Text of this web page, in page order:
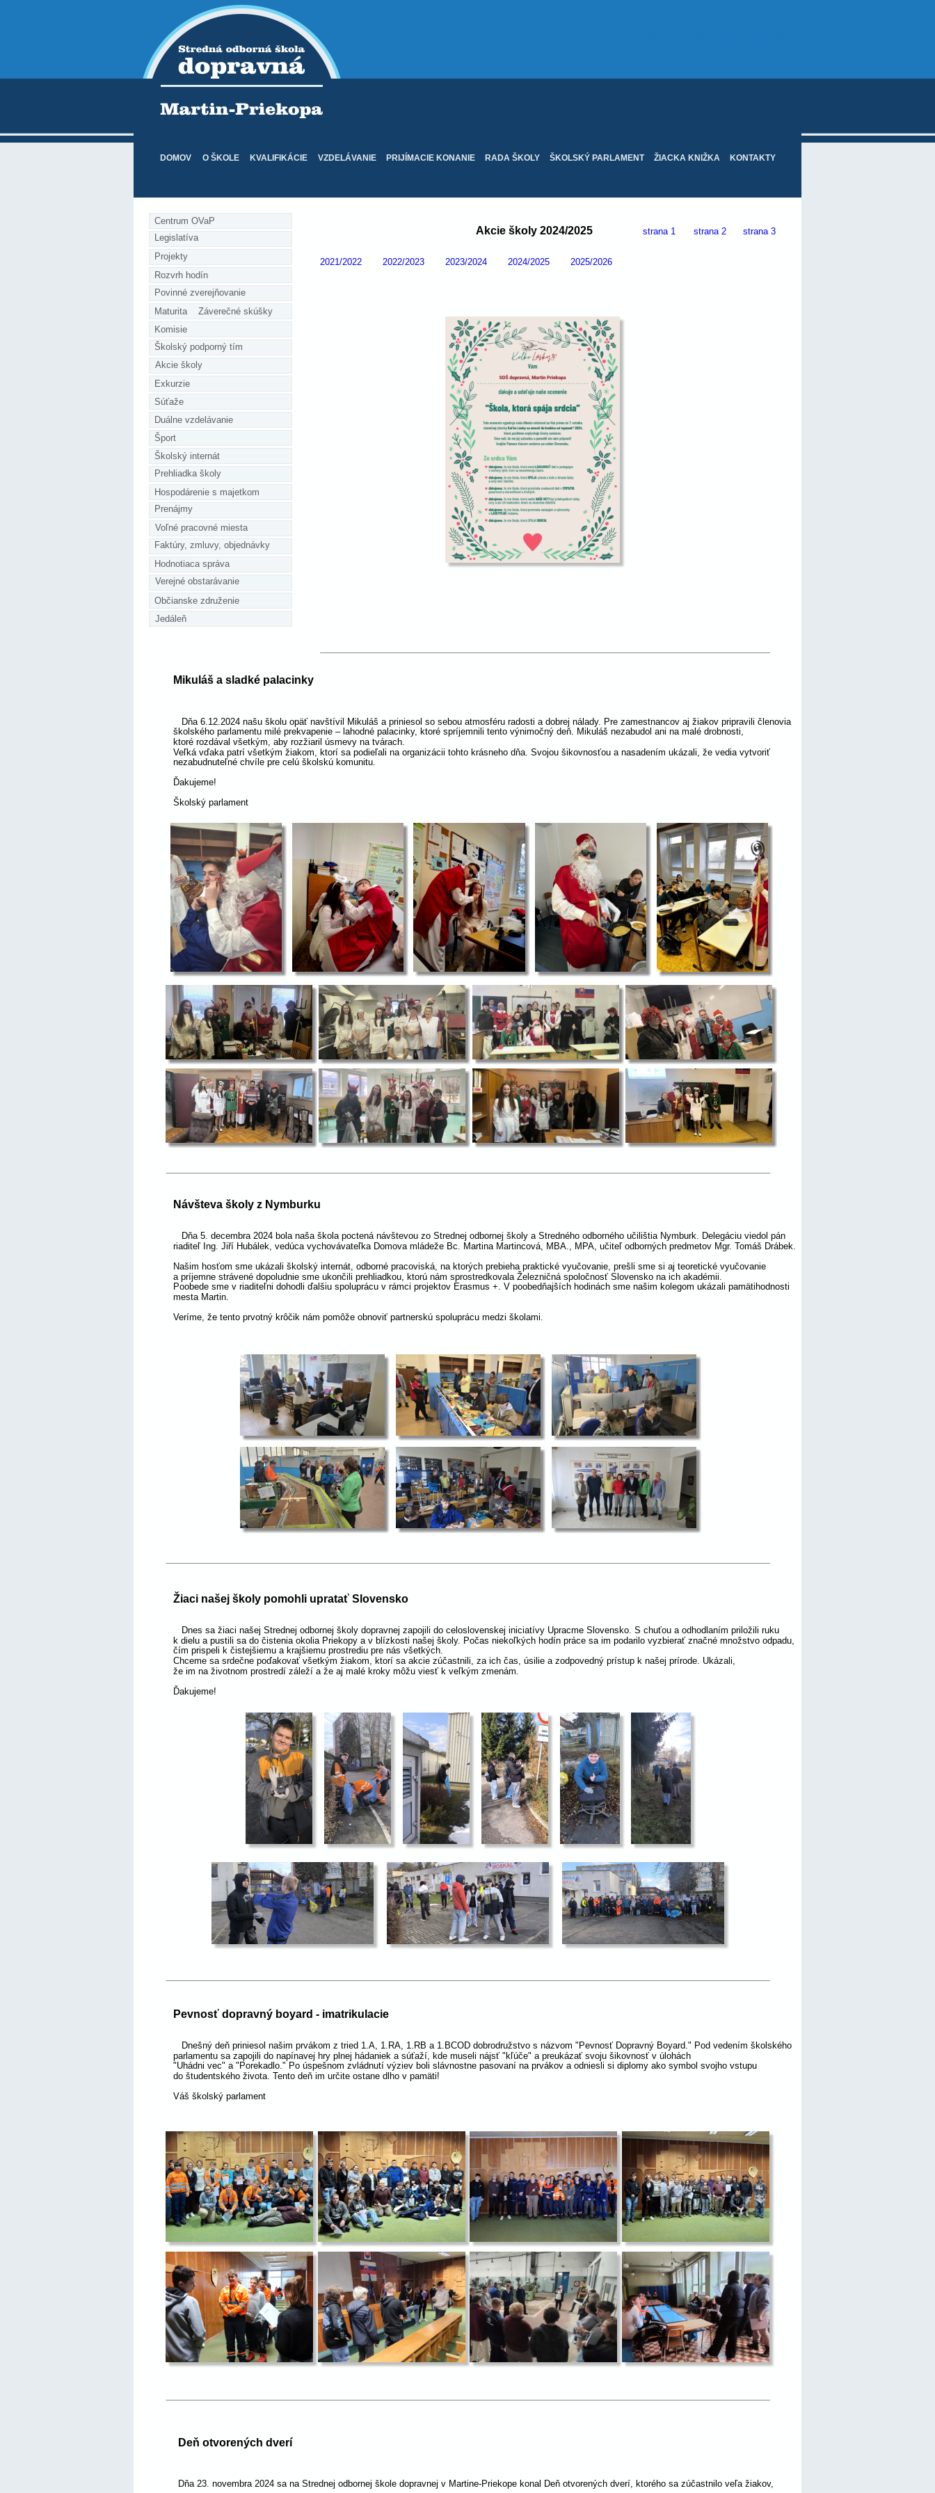
O ŠKOLE KVALIFIKÁCIE PRIJÍMACIE KONANIE RADA ŠKOLY ŠKOLSKÝ PARLAMENT KONTAKTY
ŽIACKA KNIŽKA
DOMOV VZDELÁVANIE
Akcie školy 2024/2025
Povinné zverejňovanie
Projekty
Maturita    Záverečné skúšky
Rozvrh hodín
Hodnotiaca správa
Verejné obstarávanie
Prehliadka školy
Šport
Školský internát
Komisie
Školský podporný tím
Občianske združenie
Prenájmy
Jedáleň
Faktúry, zmluvy, objednávky
Duálne vzdelávanie
Centrum OVaP
Exkurzie
Súťaže
Voľné pracovné miesta
Akcie školy
Hospodárenie s majetkom
Legislatíva
Návšteva školy z Nymburku
   Dňa 5. decembra 2024 bola naša škola poctená návštevou zo Strednej odbornej školy a Stredného odborného učilištia Nymburk. Delegáciu viedol pán
riaditeľ Ing. Jiří Hubálek, vedúca vychovávateľka Domova mládeže Bc. Martina Martincová, MBA., MPA, učiteľ odborných predmetov Mgr. Tomáš Drábek.
Našim hosťom sme ukázali školský internát, odborné pracoviská, na ktorých prebieha praktické vyučovanie, prešli sme si aj teoretické vyučovanie
a príjemne strávené dopoludnie sme ukončili prehliadkou, ktorú nám sprostredkovala Železničná spoločnosť Slovensko na ich akadémii.
Poobede sme v riaditeľni dohodli ďalšiu spoluprácu v rámci projektov Erasmus +. V poobedňajších hodinách sme našim kolegom ukázali pamätihodnosti
mesta Martin.
Veríme, že tento prvotný krôčik nám pomôže obnoviť partnerskú spoluprácu medzi školami.
Pevnosť dopravný boyard - imatrikulacie
   Dnešný deň priniesol našim prvákom z tried 1.A, 1.RA, 1.RB a 1.BCOD dobrodružstvo s názvom "Pevnosť Dopravný Boyard." Pod vedením školského
parlamentu sa zapojili do napínavej hry plnej hádaniek a súťaží, kde museli nájsť "kľúče" a preukázať svoju šikovnosť v úlohách
"Uhádni vec" a "Porekadlo." Po úspešnom zvládnutí výziev boli slávnostne pasovaní na prvákov a odniesli si diplomy ako symbol svojho vstupu
do študentského života. Tento deň im určite ostane dlho v pamäti!
Váš školský parlament
Žiaci našej školy pomohli upratať Slovensko
   Dnes sa žiaci našej Strednej odbornej školy dopravnej zapojili do celoslovenskej iniciatívy Upracme Slovensko. S chuťou a odhodlaním priložili ruku
k dielu a pustili sa do čistenia okolia Priekopy a v blízkosti našej školy. Počas niekoľkých hodín práce sa im podarilo vyzbierať značné množstvo odpadu,
čím prispeli k čistejšiemu a krajšiemu prostrediu pre nás všetkých.
Chceme sa srdečne poďakovať všetkým žiakom, ktorí sa akcie zúčastnili, za ich čas, úsilie a zodpovedný prístup k našej prírode. Ukázali,
že im na životnom prostredí záleží a že aj malé kroky môžu viesť k veľkým zmenám.
Ďakujeme!
Mikuláš a sladké palacinky
   Dňa 6.12.2024 našu školu opäť navštívil Mikuláš a priniesol so sebou atmosféru radosti a dobrej nálady. Pre zamestnancov aj žiakov pripravili členovia
školského parlamentu milé prekvapenie – lahodné palacinky, ktoré spríjemnili tento výnimočný deň. Mikuláš nezabudol ani na malé drobnosti,
ktoré rozdával všetkým, aby rozžiaril úsmevy na tvárach.
Veľká vďaka patrí všetkým žiakom, ktorí sa podieľali na organizácii tohto krásneho dňa. Svojou šikovnosťou a nasadením ukázali, že vedia vytvoriť
nezabudnuteľné chvíle pre celú školskú komunitu.
Ďakujeme!
Školský parlament
Deň otvorených dverí
Dňa 23. novembra 2024 sa na Strednej odbornej škole dopravnej v Martine-Priekope konal Deň otvorených dverí, ktorého sa zúčastnilo veľa žiakov,
strana 1 strana 2 strana 3
2021/2022 2022/2023 2023/2024 2024/2025 2025/2026